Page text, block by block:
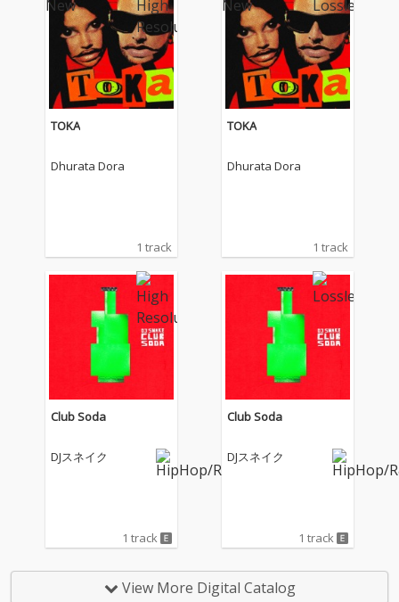
TOKA
Dhurata Dora
1 track
TOKA
Dhurata Dora
1 track
Club Soda
DJスネイク
1 track
Club Soda
DJスネイク
1 track
View More Digital Catalog